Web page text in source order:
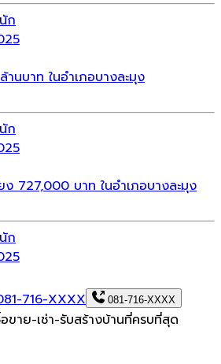
ก
นบาท ในอำเภอบางละมุง
ก
727,000 บาท ในอำเภอบางละมุง
ก
716-XXXX 081-716-XXXX
ขาย-เช่า-รับสร้างบ้านที่ครบที่สุด